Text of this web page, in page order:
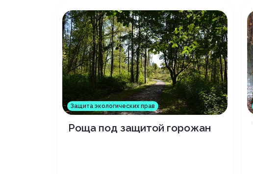
Защита экологических прав
Роща под защитой горожан